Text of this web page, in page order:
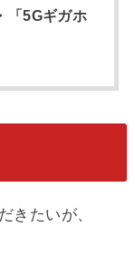
「5Gギガホ
きたいが、